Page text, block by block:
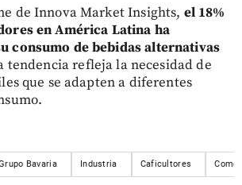
de Innova Market Insights, el 18%
en América Latina ha
consumo de bebidas alternativas
tendencia refleja la necesidad de
que se adapten a diferentes
Bavaria Industria Caficultores